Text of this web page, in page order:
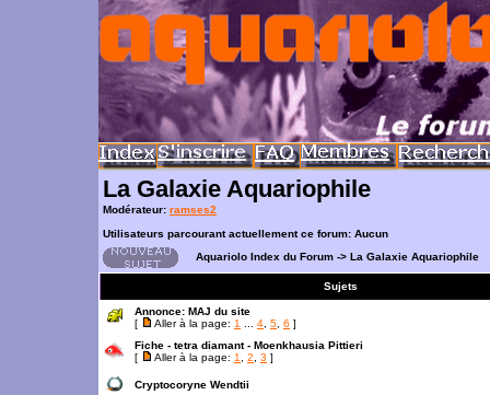
La Galaxie Aquariophile
Modérateur: ramses2
Utilisateurs parcourant actuellement ce forum: Aucun
Aquariolo Index du Forum -> La Galaxie Aquariophile
Sujets
Annonce: MAJ du site
[
Aller à la page: 1 4 5 6 ]
Fiche - tetra diamant - Moenkhausia Pittieri
[
Aller à la page: 1 2 3 ]
Cryptocoryne Wendtii